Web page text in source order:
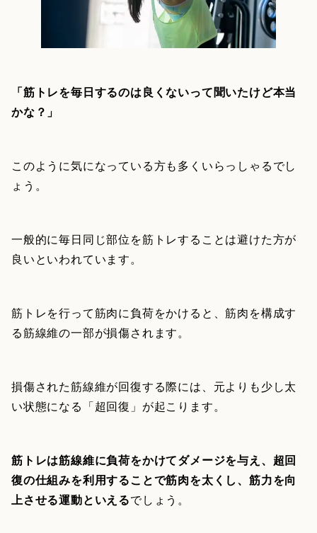
「筋トレを毎日するのは良くないって聞いたけど本当
かな？」
このように気になっている方も多くいらっしゃるでし
ょう。
一般的に毎日同じ部位を筋トレすることは避けた方が
良いといわれています。
筋トレを行って筋肉に負荷をかけると、筋肉を構成す
る筋線維の一部が損傷されます。
損傷された筋線維が回復する際には、元よりも少し太
い状態になる「超回復」が起こります。
筋トレは筋線維に負荷をかけてダメージを与え、超回
復の仕組みを利用することで筋肉を太くし、筋力を向
上させる運動といえるでしょう。